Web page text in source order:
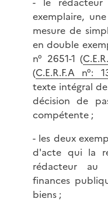
exemplaire,
mesure de
en double
n° 2651-1 (
(C.E.R.F.A n°:
texte intégral
décision de
compétente ;
- les deux
d'acte qui la
rédacteur au
finances
biens ;